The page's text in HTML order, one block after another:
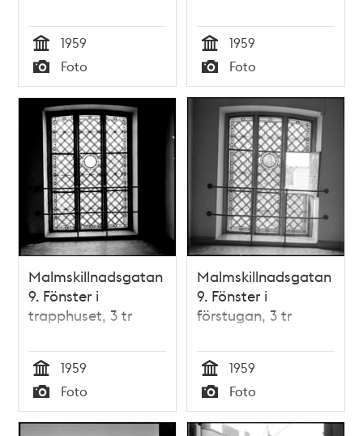
Tid
1959
Typ
Foto Tid
1959
Typ
Foto
Malmskillnadsgatan
9. Fönster i
trapphuset, 3 tr
Tid
1959
Typ
Foto
Malmskillnadsgatan
9. Fönster i
förstugan, 3 tr
Tid
1959
Typ
Foto